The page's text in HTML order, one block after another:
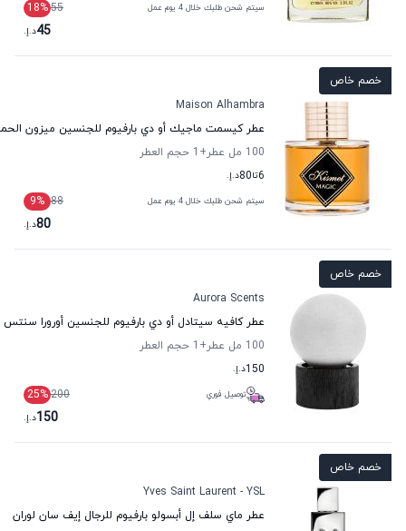
سيتم شحن طلبك خلال 4 يوم عمل 55
18%
45د.إ.
خصم خاص
Maison Alhambra
عطر كيسمت ماجيك أو دي بارفيوم للجنسين ميزون
100 مل عطر
+1
حجم العطر
6تا80د.إ.
سيتم شحن طلبك خلال 4 يوم عمل 88
9%
80د.إ.
خصم خاص
Aurora Scents
عطر كافيه سيتادل أو دي بارفيوم للجنسين أورورا سنتس
100 مل عطر
+1
حجم العطر
150د.إ.
توصيل فوري 200
25%
150د.إ.
خصم خاص
Yves Saint Laurent - YSL
عطر ماي سلف إل أبسولو بارفيوم للرجال إيف سان لوران